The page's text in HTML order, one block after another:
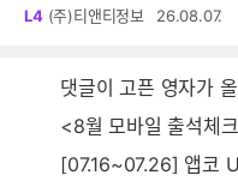
L4 (주)티앤티정보 26.08.07.
댓글이 고픈 영자가
<8월 모바일 출석체
[07.16~07.26] 앱코